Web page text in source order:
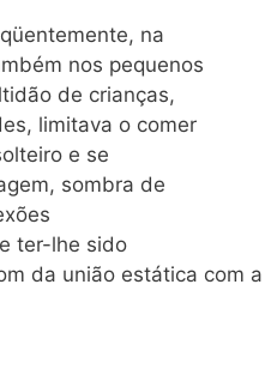
na
nos pequenos
de crianças,
limitava o comer
e se
sombra de
ter-lhe sido
da união estática com a